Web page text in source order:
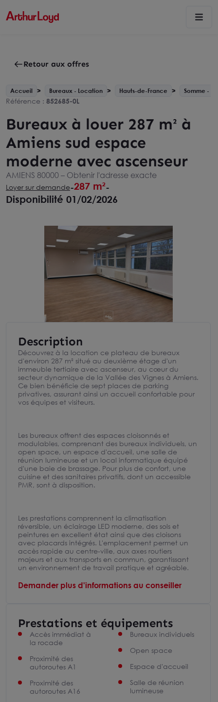
Retour aux offres
Accueil Bureaux - Location Hauts-de-France Somme - 80
Référence : 852685-0L
Bureaux à louer 287 m² à
Amiens sud espace
moderne avec ascenseur
AMIENS 80000 – Obtenir l'adresse exacte
Loyer sur demande-287 m²-
Disponibilité 01/02/2026
Description
Découvrez à la location ce plateau de bureaux
d'environ 287 m² situé au deuxième étage d'un
immeuble tertiaire avec ascenseur, au cœur du
secteur dynamique de la Vallée des Vignes à Amiens.
Ce bien bénéficie de sept places de parking
privatives, assurant ainsi un accueil confortable pour
vos équipes et visiteurs.
Les bureaux offrent des espaces cloisonnés et
modulables, comprenant des bureaux individuels, un
open space, un espace d'accueil, une salle de
réunion lumineuse et un local informatique équipé
d'une baie de brassage. Pour plus de confort, une
cuisine et des sanitaires privatifs, dont un accessible
PMR, sont à disposition.
Les prestations comprennent la climatisation
réversible, un éclairage LED moderne, des sols et
peintures en excellent état ainsi que des cloisons
avec placards intégrés. L'emplacement permet un
accès rapide au centre-ville, aux axes routiers
majeurs et aux transports en commun, garantissant
un environnement de travail pratique et agréable.
Demander plus d'informations au conseiller
Prestations et équipements
Accès immédiat à
la rocade
Proximité des
autoroutes A1
Proximité des
autoroutes A16
Bureaux individuels
Open space
Espace d'accueil
Salle de réunion
lumineuse